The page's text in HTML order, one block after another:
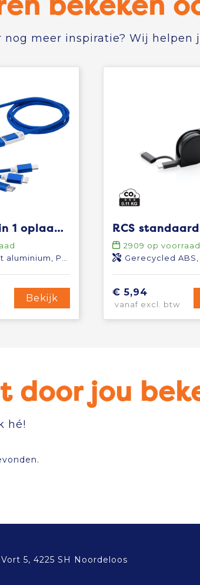
nog meer inspiratie? Wij helpen
Versatile 5 in 1 oplaadkabel
Polyester
Bekijk
2909 op voorraad
Gerecycled ABS,
€ 5,94
vanaf excl. btw
door jou
hé!
5, 4225 SH Noordeloos